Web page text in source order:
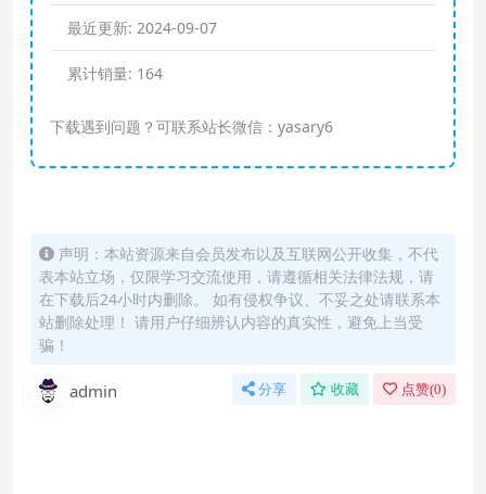
最近更新: 2024-09-07
累计销量: 164
下载遇到问题？可联系站长微信：yasary6
声明：本站资源来自会员发布以及互联网公开收集，不代
表本站立场，仅限学习交流使用，请遵循相关法律法规，请
在下载后24小时内删除。 如有侵权争议、不妥之处请联系本
站删除处理！ 请用户仔细辨认内容的真实性，避免上当受
骗！
admin 分享 收藏 点赞(0)